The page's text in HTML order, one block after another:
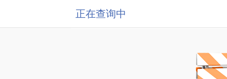
正在查询中